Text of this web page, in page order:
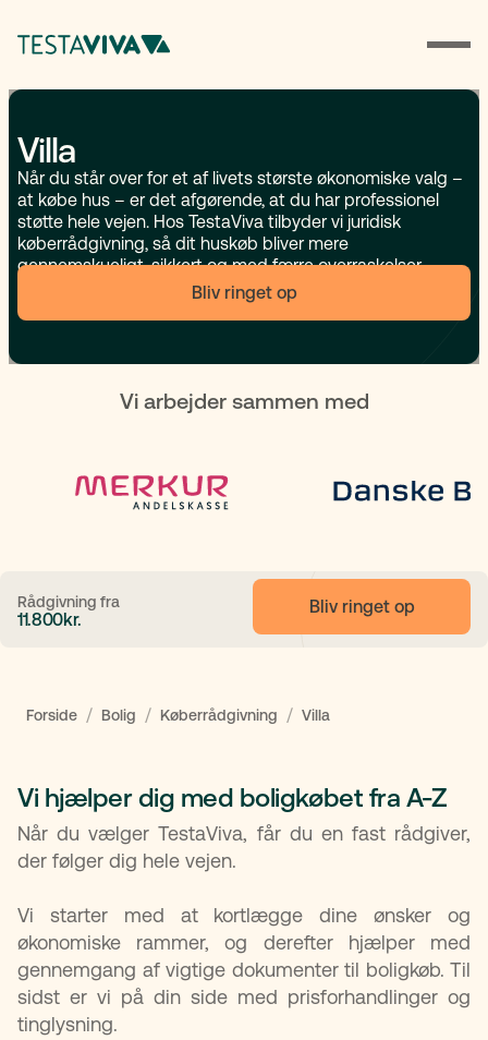
Villa
Når du står over for et af livets største økonomiske valg –
at købe hus – er det afgørende, at du har professionel
støtte hele vejen. Hos TestaViva tilbyder vi juridisk
køberrådgivning, så dit huskøb bliver mere
gennemskueligt, sikkert og med færre overraskelser.
Bliv ringet op
Vi arbejder sammen med
Rådgivning fra
11.800kr.
Bliv ringet op
Forside / Bolig / Køberrådgivning / Villa
Vi hjælper dig med boligkøbet fra A-Z
Når du vælger TestaViva, får du en fast rådgiver,
der følger dig hele vejen.
Vi starter med at kortlægge dine ønsker og
økonomiske rammer, og derefter hjælper med
gennemgang af vigtige dokumenter til boligkøb. Til
sidst er vi på din side med prisforhandlinger og
tinglysning.